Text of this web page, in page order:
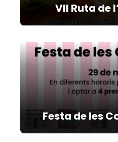
VII Ruta de
Festa de les